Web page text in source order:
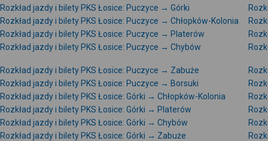
Rozkład jazdy i bilety PKS Łosice: Puczyce → Górki
Rozkład jazdy i bilety PKS Łosice: Puczyce → Chłopków-Kolonia
Rozkład jazdy i bilety PKS Łosice: Puczyce → Platerów
Rozkład jazdy i bilety PKS Łosice: Puczyce → Chybów
Rozkład jazdy i bilety PKS Łosice: Puczyce → Zabuże
Rozkład jazdy i bilety PKS Łosice: Puczyce → Borsuki
Rozkład jazdy i bilety PKS Łosice: Górki → Chłopków-Kolonia
Rozkład jazdy i bilety PKS Łosice: Górki → Platerów
Rozkład jazdy i bilety PKS Łosice: Górki → Chybów
Rozkład jazdy i bilety PKS Łosice: Górki → Zabuże